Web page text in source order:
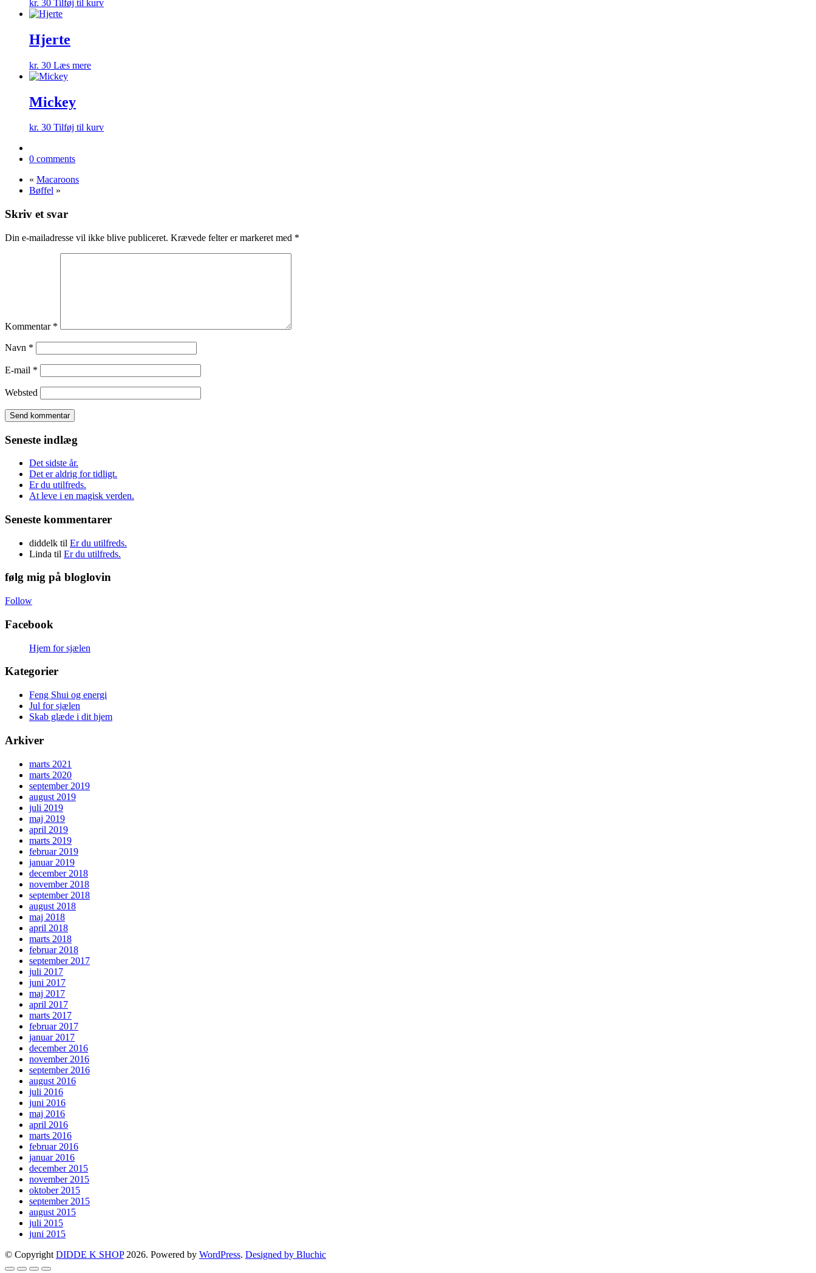
kr. 30 Tilføj til kurv
Hjerte
kr. 30 Læs mere
Mickey
kr. 30 Tilføj til kurv
0 comments
« Macaroons
Bøffel »
Skriv et svar
Din e-mailadresse vil ikke blive publiceret. Krævede felter er markeret med *
Kommentar *
Navn *
E-mail *
Websted
Seneste indlæg
Det sidste år.
Det er aldrig for tidligt.
Er du utilfreds.
At leve i en magisk verden.
Seneste kommentarer
diddelk til Er du utilfreds.
Linda til Er du utilfreds.
følg mig på bloglovin
Follow
Facebook
Hjem for sjælen
Kategorier
Feng Shui og energi
Jul for sjælen
Skab glæde i dit hjem
Arkiver
marts 2021
marts 2020
september 2019
august 2019
juli 2019
maj 2019
april 2019
marts 2019
februar 2019
januar 2019
december 2018
november 2018
september 2018
august 2018
maj 2018
april 2018
marts 2018
februar 2018
september 2017
juli 2017
juni 2017
maj 2017
april 2017
marts 2017
februar 2017
januar 2017
december 2016
november 2016
september 2016
august 2016
juli 2016
juni 2016
maj 2016
april 2016
marts 2016
februar 2016
januar 2016
december 2015
november 2015
oktober 2015
september 2015
august 2015
juli 2015
juni 2015
© Copyright DIDDE K SHOP2026. Powered by WordPress. Designed by Bluchic